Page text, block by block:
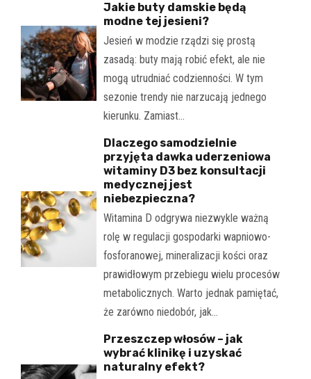
Jakie buty damskie będą
modne tej jesieni?
Jesień w modzie rządzi się prostą
zasadą: buty mają robić efekt, ale nie
mogą utrudniać codzienności. W tym
sezonie trendy nie narzucają jednego
kierunku. Zamiast…
Dlaczego samodzielnie
przyjęta dawka uderzeniowa
witaminy D3 bez konsultacji
medycznej jest
niebezpieczna?
Witamina D odgrywa niezwykle ważną
rolę w regulacji gospodarki wapniowo-
fosforanowej, mineralizacji kości oraz
prawidłowym przebiegu wielu procesów
metabolicznych. Warto jednak pamiętać,
że zarówno niedobór, jak…
Przeszczep włosów – jak
wybrać klinikę i uzyskać
naturalny efekt?